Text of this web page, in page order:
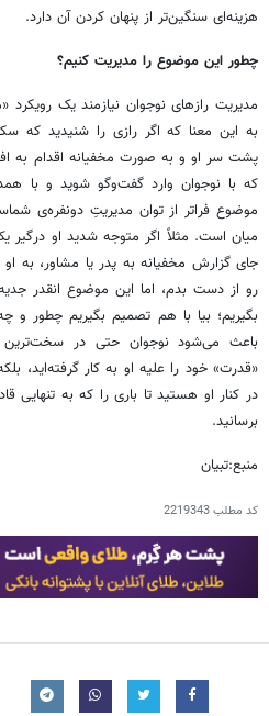
هزینه‌ای سنگین‌تر از پنهان کردن آن دارد.
چطور این موضوع را مدیریت کنیم؟
مدیریت رازهای نوجوان نیازمند یک رویکرد
به این معنا که اگر رازی را شنیدید که
پشت سر او و به صورت مخفیانه اقدام
که با نوجوان وارد گفت‌وگو شوید و با
موضوع فراتر از توان مدیریتِ دونفره‌ی
میان است. مثلاً اگر متوجه شدید او درگیر
جای گزارش مخفیانه به پدر یا مشاور، به
رو از دست بدم، اما این موضوع انقدر
بگیریم؛ بیا با هم تصمیم بگیریم چطور و
باعث می‌شود نوجوان حتی در
«قدرت» خود را علیه او به کار گرفته‌اید،
در کنار او هستید تا باری را که به
برسانید.
منبع:تبیان
کد مطلب2219343